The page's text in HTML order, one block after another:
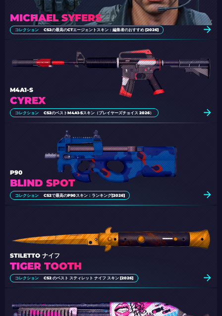
MICHAEL SYFERS
コレクション CS2の最高のCTエージェントスキン：編集者のおすすめ [2026]
CYREX
M4A1-S
コレクション CS2のベストM4A1-Sスキン（プレイヤーズチョイス 2026）
BLIND SPOT
P90
コレクション CS2で最高のP90スキン：ランキング[2026]
TIGER TOOTH
STILETTO ナイフ
コレクション CS2 のベスト スティレット ナイフ スキン [2026]